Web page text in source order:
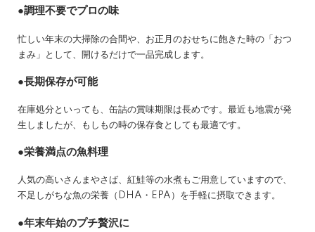
●調理不要でプロの味
忙しい年末の大掃除の合間や、お正月のおせちに飽きた時の「おつ
まみ」として、開けるだけで一品完成します。
●長期保存が可能
在庫処分といっても、缶詰の賞味期限は長めです。最近も地震が発
生しましたが、もしもの時の保存食としても最適です。
●栄養満点の魚料理
人気の高いさんまやさば、紅鮭等の水煮もご用意していますので、
不足しがちな魚の栄養（DHA・EPA）を手軽に摂取できます。
●年末年始のプチ贅沢に